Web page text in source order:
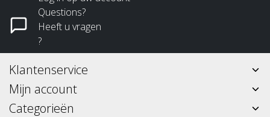
Questions?
Heeft u vragen
?
Klantenservice
Mijn account
Categorieën